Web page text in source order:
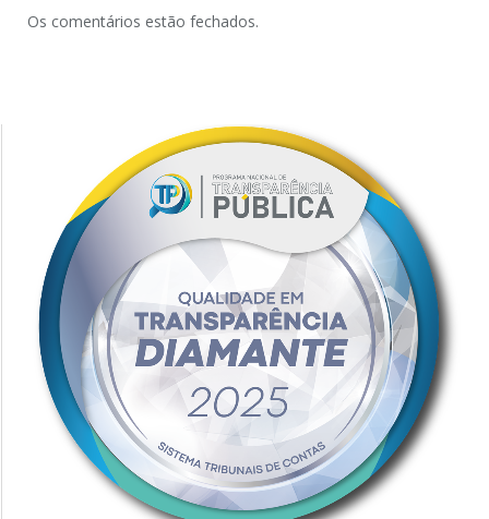
Os comentários estão fechados.